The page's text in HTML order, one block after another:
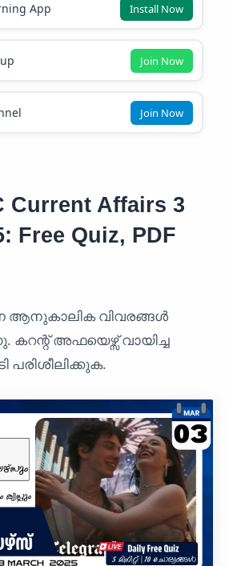
App Install Now
Join Now
Join Now
Current Affairs 3
Free Quiz, PDF
ആനുകാലിക വിവരങ്ങൾ
കറന്റ് അഫയെഴ്സ് വായിച്ച
പരിശീലിക്കുക.